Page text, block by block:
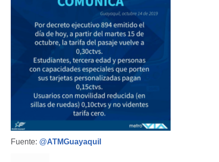
Fuente: @ATMGuayaquil